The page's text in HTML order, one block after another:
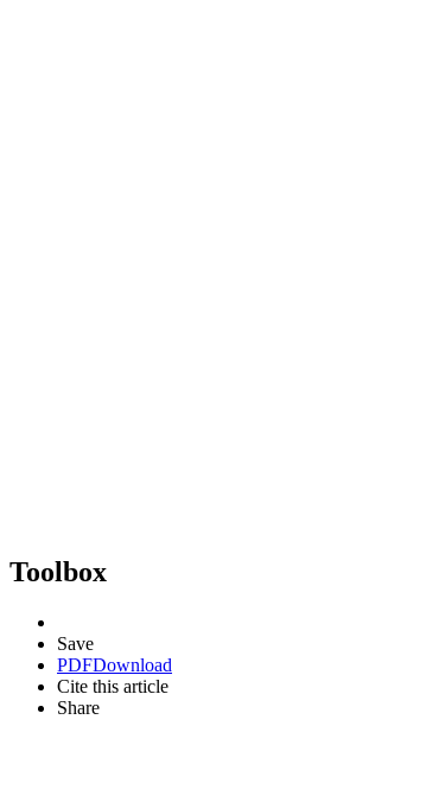
Toolbox
Save
PDFDownload
Cite this article
Share